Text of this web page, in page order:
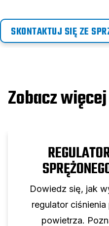
SKONTAKTUJ SIĘ ZE
Zobacz
Dowiedz się, jak
regulator
powietrza.